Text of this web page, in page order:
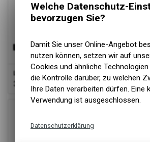
Lezyne Tool Insert Kit M Black Machined
36.84 CHF
Welche Datenschutz-
bevorzugen Sie?
Damit Sie unser Online-Angebot
nutzen können, setzen wir auf
Cookies und ähnliche Technologien
die Kontrolle darüber, zu welchen
Ihre Daten verarbeiten dürfen. Eine
Verwendung ist ausgeschlossen.
Datenschutzerklärung